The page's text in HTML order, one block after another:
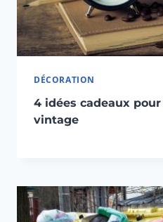
DÉCORATION
4 idées cadeaux
vintage